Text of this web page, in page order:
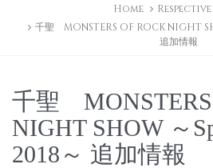
Home Respective
千聖 MONSTERS OF ROCK NIGHT
追加情報
千聖 MONSTERS
NIGHT SHOW ～
2018～ 追加情報